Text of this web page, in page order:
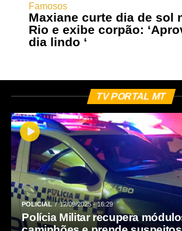
Famosos
Maxiane curte dia de sol
Rio e exibe corpão:
dia lindo ‘
TV PORTAL MT
POLICIAL 12/09/2025 - 16:29
Polícia Militar recupera